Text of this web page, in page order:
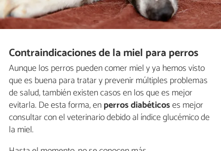
Contraindicaciones de la miel para perros
Aunque los perros pueden comer miel y ya hemos visto
que es buena para tratar y prevenir múltiples problemas
de salud, también existen casos en los que es mejor
evitarla. De esta forma, enperros diabéticoses mejor
consultar con el veterinario debido al índice glucémico de
la miel.